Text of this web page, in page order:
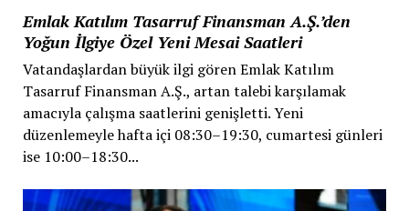
Emlak Katılım Tasarruf Finansman A.Ş.’den
Yoğun İlgiye Özel Yeni Mesai Saatleri
Vatandaşlardan büyük ilgi gören Emlak Katılım
Tasarruf Finansman A.Ş., artan talebi karşılamak
amacıyla çalışma saatlerini genişletti. Yeni
düzenlemeyle hafta içi 08:30–19:30, cumartesi günleri
ise 10:00–18:30...